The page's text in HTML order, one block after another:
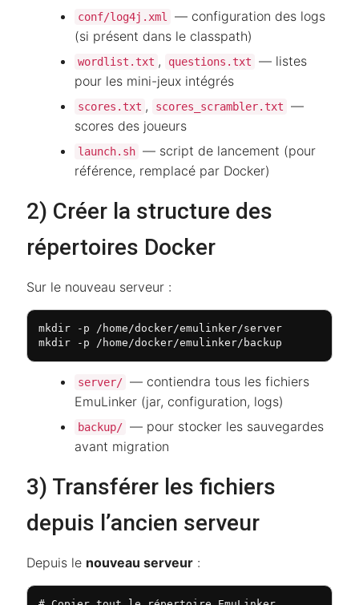
conf/log4j.xml
— configuration des logs
(si présent dans le classpath)
wordlist.txt , questions.txt
— listes
pour les mini-jeux intégrés
scores.txt , scores_scrambler.txt
—
scores des joueurs
launch.sh — script de lancement (pour
référence, remplacé par Docker)
2) Créer la structure des
répertoires Docker
Sur le nouveau serveur :
mkdir -p /home/docker/emulinker/server
mkdir -p /home/docker/emulinker/backup
server/ — contiendra tous les fichiers
EmuLinker (jar, configuration, logs)
backup/ — pour stocker les sauvegardes
avant migration
3) Transférer les fichiers
depuis l’ancien serveur
Depuis le nouveau serveur :